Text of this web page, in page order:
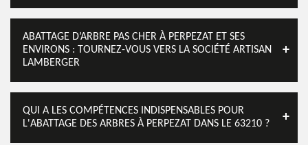
ABATTAGE D’ARBRE PAS CHER À PERPEZAT ET SES
ENVIRONS : TOURNEZ-VOUS VERS LA SOCIÉTÉ ARTISAN
LAMBERGER
QUI A LES COMPÉTENCES INDISPENSABLES POUR
L'ABATTAGE DES ARBRES À PERPEZAT DANS LE 63210 ?